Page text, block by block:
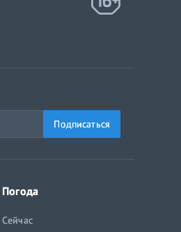
Подписаться
Погода
Сейчас